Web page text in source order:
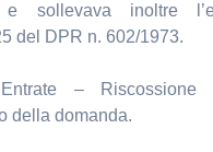
e sollevava inoltre
del DPR n. 602/1973.
– Riscossione
della domanda.